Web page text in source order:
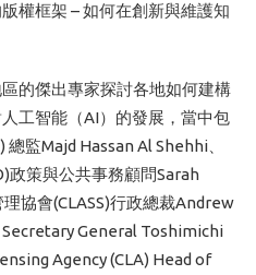
權框架 – 如何在創新與維護知
的傑出專家探討各地如何建構
工智能（AI）的發展，當中包
監Majd Hassan Al Shehhi、
政策與公共事務顧問Sarah
協會(CLASS)行政總裁Andrew
Secretary General Toshimichi
Agency (CLA) Head of